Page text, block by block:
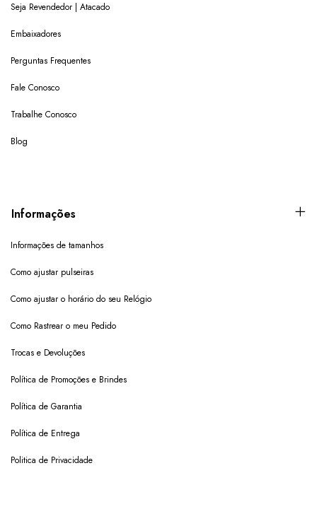
Seja Revendedor | Atacado
Embaixadores
Perguntas Frequentes
Fale Conosco
Trabalhe Conosco
Blog
Informações
Informações de tamanhos
Como ajustar pulseiras
Como ajustar o horário do seu Relógio
Como Rastrear o meu Pedido
Trocas e Devoluções
Política de Promoções e Brindes
Política de Garantia
Política de Entrega
Politica de Privacidade